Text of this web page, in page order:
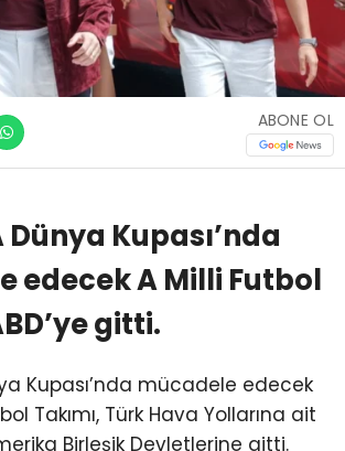
ABONE OL
Dünya Kupası’nda
edecek A Milli Futbol
gitti.
Kupası’nda mücadele edecek
Takımı, Türk Hava Yollarına ait
Birleşik Devletlerine gitti.